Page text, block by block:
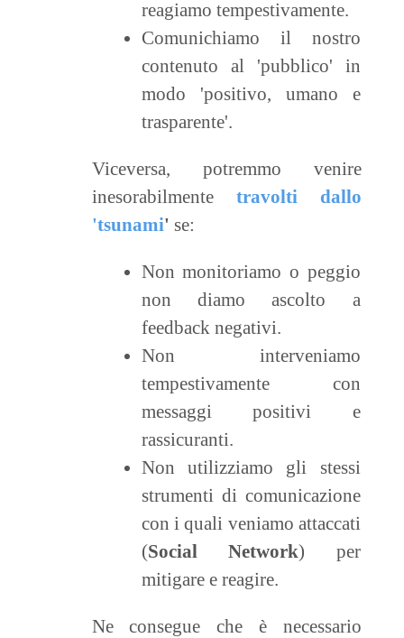
reagiamo tempestivamente.
Comunichiamo il nostro
contenuto al 'pubblico' in
modo 'positivo, umano e
trasparente'.
Viceversa, potremmo venire
inesorabilmente travolti dallo
'tsunami' se:
Non monitoriamo o peggio
non diamo ascolto a
feedback negativi.
Non interveniamo
tempestivamente con
messaggi positivi e
rassicuranti.
Non utilizziamo gli stessi
strumenti di comunicazione
con i quali veniamo attaccati
(Social Network) per
mitigare e reagire.
Ne consegue che è necessario